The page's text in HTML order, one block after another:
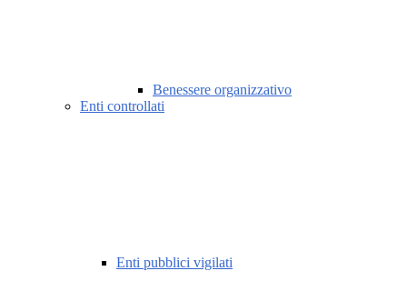
Benessere organizzativo
Enti controllati
Enti pubblici vigilati